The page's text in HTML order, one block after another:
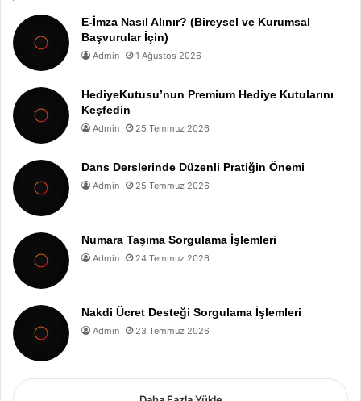
E-İmza Nasıl Alınır? (Bireysel ve Kurumsal
Başvurular İçin)
Admin 1 Ağustos 2026
HediyeKutusu’nun Premium Hediye Kutularını
Keşfedin
Admin 25 Temmuz 2026
Dans Derslerinde Düzenli Pratiğin Önemi
Admin 25 Temmuz 2026
Numara Taşıma Sorgulama İşlemleri
Admin 24 Temmuz 2026
Nakdi Ücret Desteği Sorgulama İşlemleri
Admin 23 Temmuz 2026